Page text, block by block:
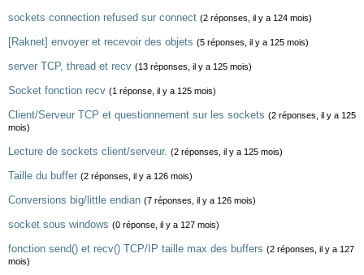
sockets connection refused sur connect (2 réponses, il y a 124 mois)
[Raknet] envoyer et recevoir des objets (5 réponses, il y a 125 mois)
server TCP, thread et recv (13 réponses, il y a 125 mois)
Socket fonction recv (1 réponse, il y a 125 mois)
Client/Serveur TCP et questionnement sur les sockets (2 réponses, il y a 125
mois)
Lecture de sockets client/serveur. (2 réponses, il y a 125 mois)
Taille du buffer (2 réponses, il y a 126 mois)
Conversions big/little endian (7 réponses, il y a 126 mois)
socket sous windows (0 réponse, il y a 127 mois)
fonction send() et recv() TCP/IP taille max des buffers (2 réponses, il y a 127
mois)